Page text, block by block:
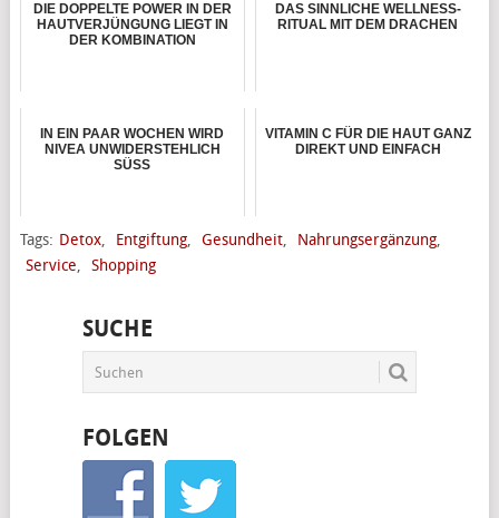
DIE DOPPELTE POWER IN DER
HAUTVERJÜNGUNG LIEGT IN
DER KOMBINATION
DAS SINNLICHE WELLNESS-
RITUAL MIT DEM DRACHEN
IN EIN PAAR WOCHEN WIRD
NIVEA UNWIDERSTEHLICH
SÜSS
VITAMIN C FÜR DIE HAUT GANZ
DIREKT UND EINFACH
Tags: Detox, Entgiftung, Gesundheit, Nahrungsergänzung,
Service, Shopping
SUCHE
FOLGEN